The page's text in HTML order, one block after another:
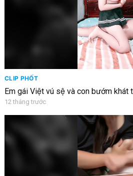
CLIP PHỐT
Em gái Việt vú sệ và con bướm khát
12 tháng trước